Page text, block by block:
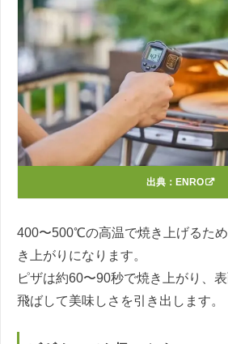
出典： ENRO
400〜500℃の高温で焼き上げるた
き上がりになります。
ピザは約60〜90秒で焼き上がり、
飛ばして美味しさを引き出します。